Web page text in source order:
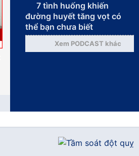
7 tình huống khiến
đường huyết tăng vọt có
thể bạn chưa biết
Xem PODCAST khác